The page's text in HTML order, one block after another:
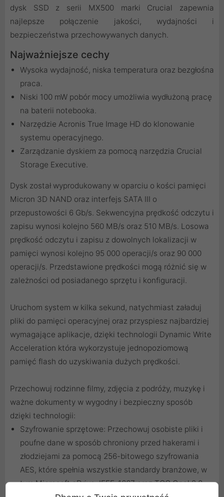
dysk SSD z serii MX500 marki Crucial zapewnia
najlepsze połączenie jakości, wydajności i
bezpieczeństwa przechowywanych danych.
Najważniejsze cechy
Wysoka wydajność, niska temperatura oraz bezgłośna
praca.
Niski 100 mW pobór mocy umożliwia wydłużoną pracę
na baterii notebooka.
Narzędzie Acronis True Image HD do klonowanie
systemu operacyjnego.
Zarządzanie dyskiem za pomocą narzędzia Crucial
Storage Executive.
Dysk został wyprodukowany w oparciu o kości pamięci
Micron 3D NAND oraz interfejs SATA III o
przepustowości 6 Gb/s. Sekwencyjna prędkość odczytu i
zapisu wynosi kolejno 560 MB/s oraz 510 MB/s. Losowa
prędkość odczytu i zapisu z dowolnych lokalizacji w
pamięci wynosi kolejno 95 000 operacji/s oraz 90 000
operacji/s. Przedstawione prędkości mogą różnić się w
zależności od posiadanego sprzętu i konfiguracji.
Uruchom system w kilka sekund, natychmiast załaduj
pliki do pamięci operacyjnej oraz przyspiesz najbardziej
wymagające aplikacje, dzięki technologii Dynamic Write
Acceleration która wykorzystuje jednopoziomową
pamięć flash do uzyskiwania dużych prędkości.
Przechowuj rodzinne filmy, zdjęcia z podróży, muzykę i
ważne dokumenty w wygodny i bezpieczny sposób
dzięki technologii:
Szyfrowanie sprzętowe: Przechowuj osobiste pliki i
poufne dane w sposób chroniony przed hakerami i
złodziejami za pomocą 256-bitowego szyfrowania
AES, które spełnia wszystkie standardy branżowe, w
tym Microsoft eDrive, IEEE-1667 oraz TCG Opal 2.0.